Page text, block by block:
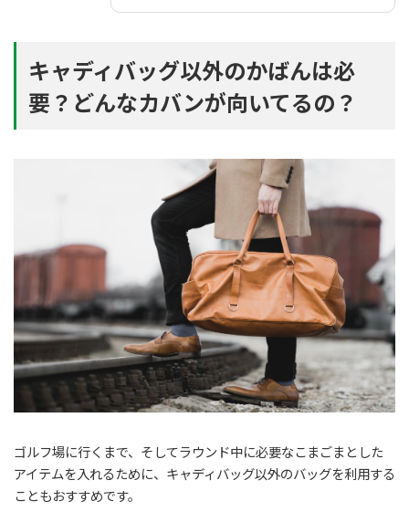
キャディバッグ以外のかばんは必
要？どんなカバンが向いてるの？
ゴルフ場に行くまで、そしてラウンド中に必要なこまごまとした
アイテムを入れるために、キャディバッグ以外のバッグを利用する
こともおすすめです。